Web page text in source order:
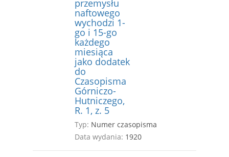
przemysłu
naftowego
wychodzi 1-
go i 15-go
każdego
miesiąca
jako dodatek
do
Czasopisma
Górniczo-
Hutniczego,
R. 1, z. 5
Typ: Numer czasopisma
Data wydania: 1920